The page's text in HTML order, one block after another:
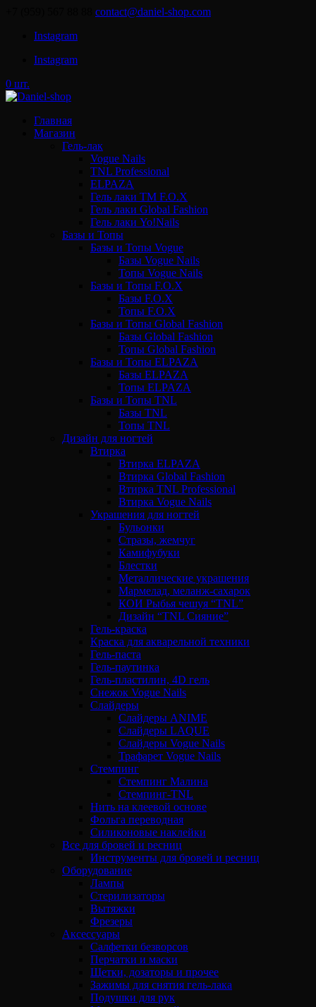
contact@daniel-shop.com
Instagram
Instagram
0 шт.
Главная
Магазин
Гель-лак
Vogue Nails
TNL Professional
ELPAZA
Гель лаки ТМ F.O.X
Гель лаки Global Fashion
Гель лаки Yo!Nails
Базы и Топы
Базы и Топы Vogue
Базы Vogue Nails
Топы Vogue Nails
Базы и Топы F.O.X
Базы F.O.X
Топы F.O.X
Базы и Топы Global Fashion
Базы Global Fashion
Топы Global Fashion
Базы и Топы ELPAZA
Базы ELPAZA
Топы ELPAZA
Базы и Топы TNL
Базы TNL
Топы TNL
Дизайн для ногтей
Втирка
Втирка ELPAZA
Втирка Global Fashion
Втирка TNL Professional
Втирка Vogue Nails
Украшения для ногтей
Бульонки
Стразы, жемчуг
Камифубуки
Блестки
Металлические украшения
Мармелад, меланж-сахарок
КОИ Рыбья чешуя “TNL”
Дизайн “TNL Сияние”
Гель-краска
Краска для акварельной техники
Гель-паста
Гель-паутинка
Гель-пластилин, 4D гель
Снежок Vogue Nails
Слайдеры
Слайдеры ANIME
Слайдеры LAQUE
Слайдеры Vogue Nails
Трафарет Vogue Nails
Стемпинг
Стемпинг Малина
Стемпинг-TNL
Нить на клеевой основе
Фольга переводная
Силиконовые наклейки
Все для бровей и ресниц
Инструменты для бровей и ресниц
Оборудование
Лампы
Стерилизаторы
Вытяжки
Фрезеры
Аксессуары
Салфетки безворсов
Перчатки и маски
Щетки, дозаторы и прочее
Зажимы для снятия гель-лака
Подушки для рук